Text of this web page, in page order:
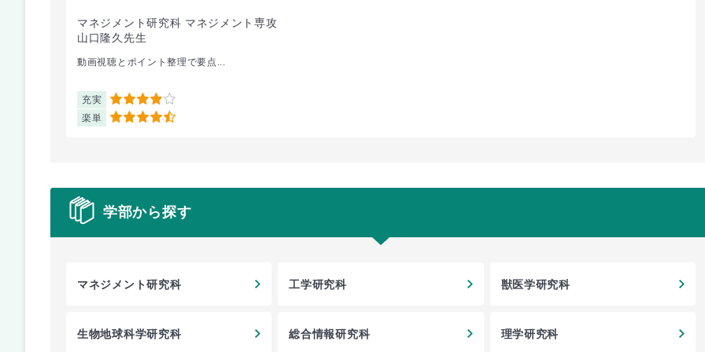
マネジメント研究科 マネジメント専攻
山口隆久先生
動画視聴とポイント整理で要点...
充実 4
楽単 4.5
学部から探す
マネジメント研究科 工学研究科 獣医学研究科
生物地球科学研究科 総合情報研究科 理学研究科